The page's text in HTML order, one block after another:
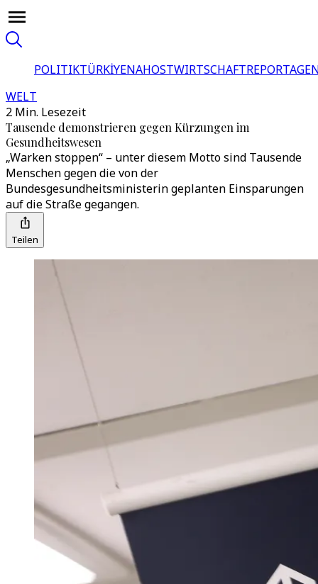
POLITIKTÜRKİYENAHOSTWIRTSCHAFT
WELT
2 Min. Lesezeit
Tausende demonstrieren gegen Kürzungen im
Gesundheitswesen
„Warken stoppen“ – unter diesem Motto sind Tausende
Menschen gegen die von der
Bundesgesundheitsministerin geplanten Einsparungen
auf die Straße gegangen.
Teilen